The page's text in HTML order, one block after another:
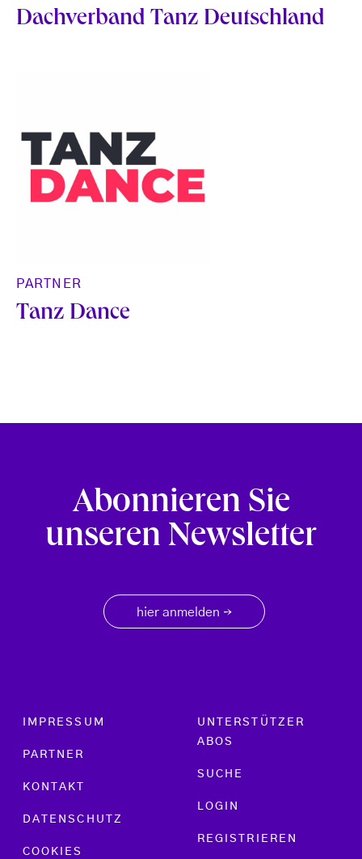
Dachverband Tanz Deutschland
PARTNER
Tanz Dance
Abonnieren Sie
unseren Newsletter
hier anmelden →
Footer menu
IMPRESSUM
PARTNER
KONTAKT
DATENSCHUTZ
COOKIES
UNTERSTÜTZER
ABOS
SUCHE
LOGIN
REGISTRIEREN